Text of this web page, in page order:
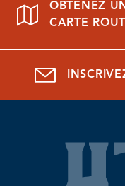
OBTENEZ
CARTE